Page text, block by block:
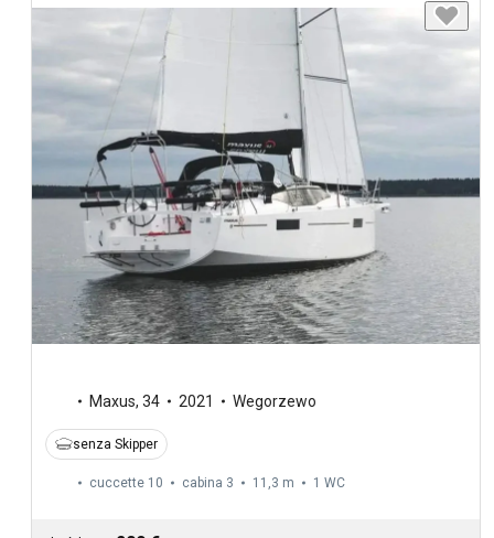
Maxus, 34 2021 Wegorzewo
senza Skipper
cuccette 10 cabina 3 11,3 m 1 WC